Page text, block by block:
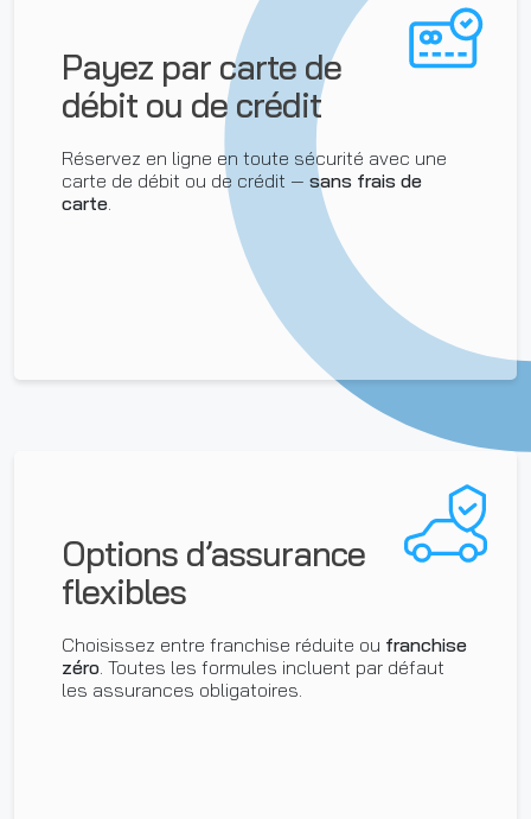
Payez par carte de
débit ou de crédit
Réservez en ligne en toute sécurité avec une
carte de débit ou de crédit — sans frais de
carte.
Options d’assurance
flexibles
Choisissez entre franchise réduite ou franchise
zéro. Toutes les formules incluent par défaut
les assurances obligatoires.